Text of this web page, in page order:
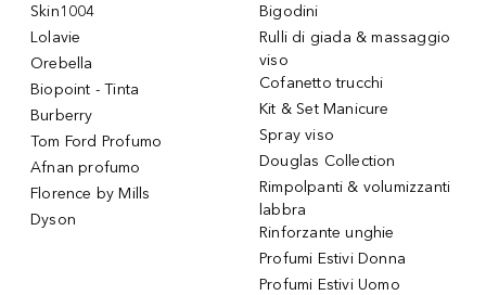
Skin1004
Lolavie
Orebella
Biopoint - Tinta
Burberry
Tom Ford Profumo
Afnan profumo
Florence by Mills
Dyson
Bigodini
Rulli di giada & massaggio
viso
Cofanetto trucchi
Kit & Set Manicure
Spray viso
Douglas Collection
Rimpolpanti & volumizzanti
labbra
Rinforzante unghie
Profumi Estivi Donna
Profumi Estivi Uomo